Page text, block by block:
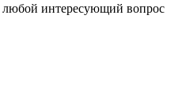
интересующий вопрос